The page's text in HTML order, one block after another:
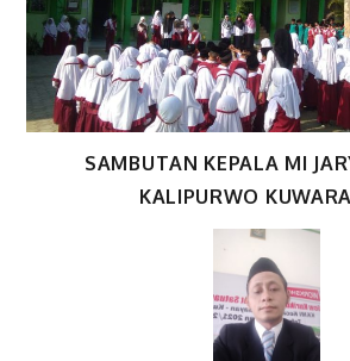
SAMBUTAN KEPALA MI
KALIPURWO